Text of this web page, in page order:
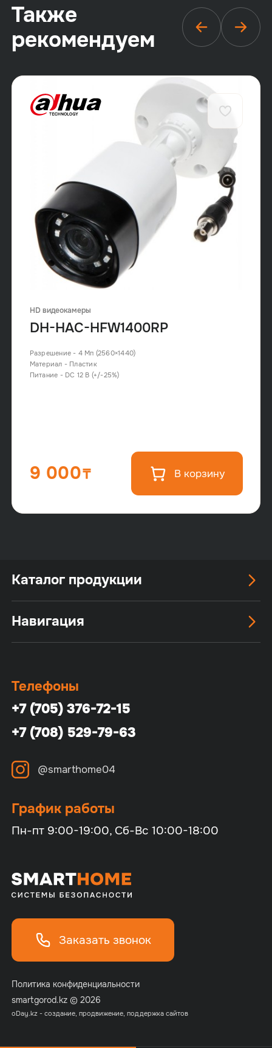
Также
рекомендуем
HD видеокамеры
DH-HAC-HFW1400RP
Разрешение - 4 Mп (2560×1440)
Материал - Пластик
Питание - DC 12 В (+/-25%)
9 000 В корзину
Заказать звонок
Политика конфиденциальности
smartgorod.kz © 2026
o Day.kz - создание, продвижение, поддержка сайтов
Каталог продукции
Навигация
Телефоны
+7 (705) 376-72-15
+7 (708) 529-79-63
@smarthome04
График работы
Пн-пт 9:00-19:00, Сб-Вс 10:00-18:00